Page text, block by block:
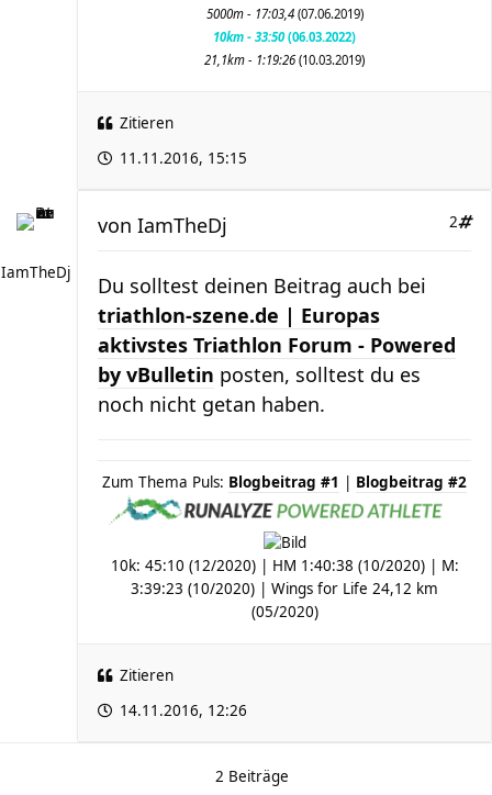
5000m - 17:03,4 (07.06.2019)
10km - 33:50(06.03.2022)
21,1km - 1:19:26 (10.03.2019)
Zitieren
11.11.2016, 15:15
IamTheDj
2
von IamTheDj
Du solltest deinen Beitrag auch bei
triathlon-szene.de | Europas
aktivstes Triathlon Forum - Powered
by vBulletin posten, solltest du es
noch nicht getan haben.
Zum Thema Puls: Blogbeitrag #1 | Blogbeitrag #2
10k: 45:10 (12/2020) | HM 1:40:38 (10/2020) | M:
3:39:23 (10/2020) | Wings for Life 24,12 km
(05/2020)
Zitieren
14.11.2016, 12:26
2 Beiträge